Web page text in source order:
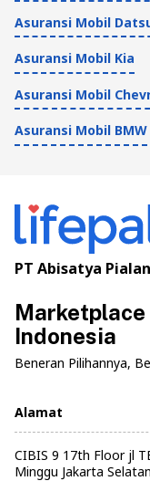
Asuransi Mobil
Asuransi Mobil Kia
Asuransi Mobil
Asuransi Mobil BMW
PT Abisatya
Indonesia
Beneran Pilihannya,
Alamat
CIBIS 9 17th Floor jl
Minggu Jakarta